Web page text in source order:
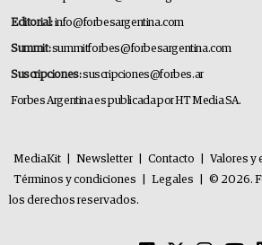
Editorial:info@forbesargentina.com
Summit:summitforbes@forbesargentina.com
Suscripciones:suscripciones@forbes.ar
Forbes Argentina es publicada por HT Media SA.
MediaKit Newsletter Contacto Valores y
Términos y condiciones
Legales
© 2026.
los derechos reservados.